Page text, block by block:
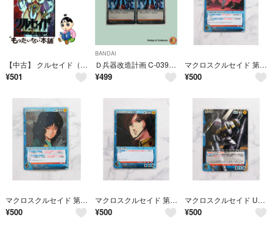
【中古】 クルセイド（2）
¥501
BANDAI
Ｄ兵器改造計画 C-039 サンライズ クルセイド 2枚 ( #9738 )
¥499
マクロスクルセイド 第6弾 C-054 C REMEMBER 16
¥500
マクロスクルセイド 第6弾 C-050 U やさしさSAYONARA
¥500
マクロスクルセイド 第6弾 CH-065 U 早瀬未沙
¥500
マクロスクルセイド U-097 C VF-11C フルアーマード・サンダーボルト
¥500